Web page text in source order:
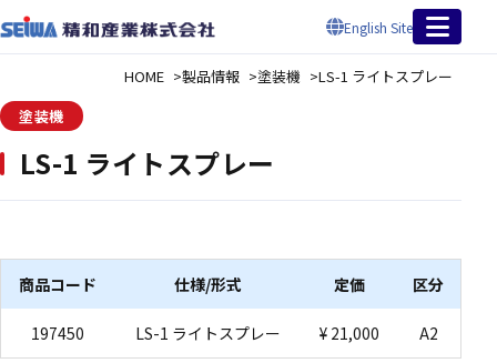
English Site
HOME 製品情報 塗装機
LS-1 ライトスプレー
塗装機
LS-1 ライトスプレー
商品コード 仕様/形式 定価 区分
197450 LS-1 ライトスプレー ¥ 21,000 A2